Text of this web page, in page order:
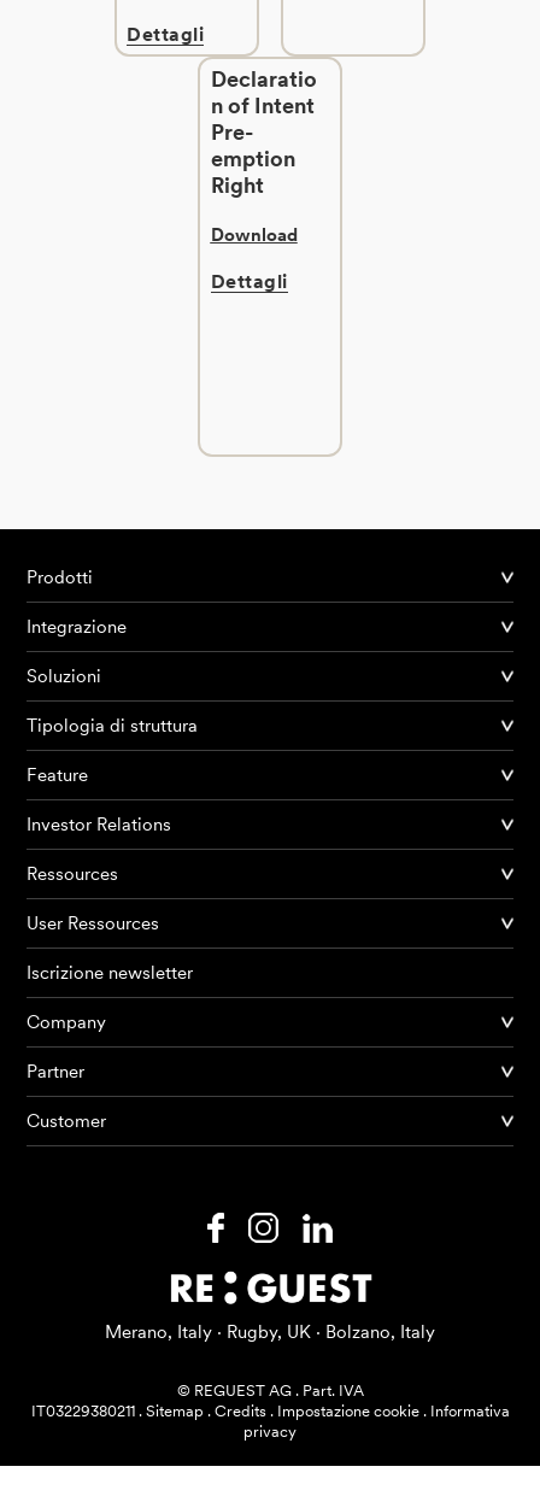
Prodotti
AI Agents
Risorse
Dettagli
Declaratio
n of Intent
Pre-
emption
Right
Download
Dettagli
Prodotti
Integrazione
Soluzioni
Tipologia di struttura
Feature
Investor Relations
Ressources
User Ressources
Iscrizione newsletter
Company
Partner
Customer
Merano, Italy · Rugby, UK · Bolzano, Italy
© REGUEST AG. Part. IVA
IT03229380211. Sitemap . Credits. Impostazione cookie. Informativa
privacy